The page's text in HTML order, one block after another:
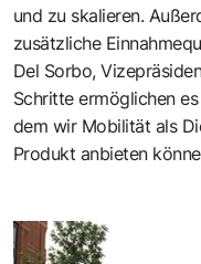
und zu skalieren.
zusätzliche
Del Sorbo,
Schritte ermöglichen
dem wir Mobilität als
Produkt anbieten